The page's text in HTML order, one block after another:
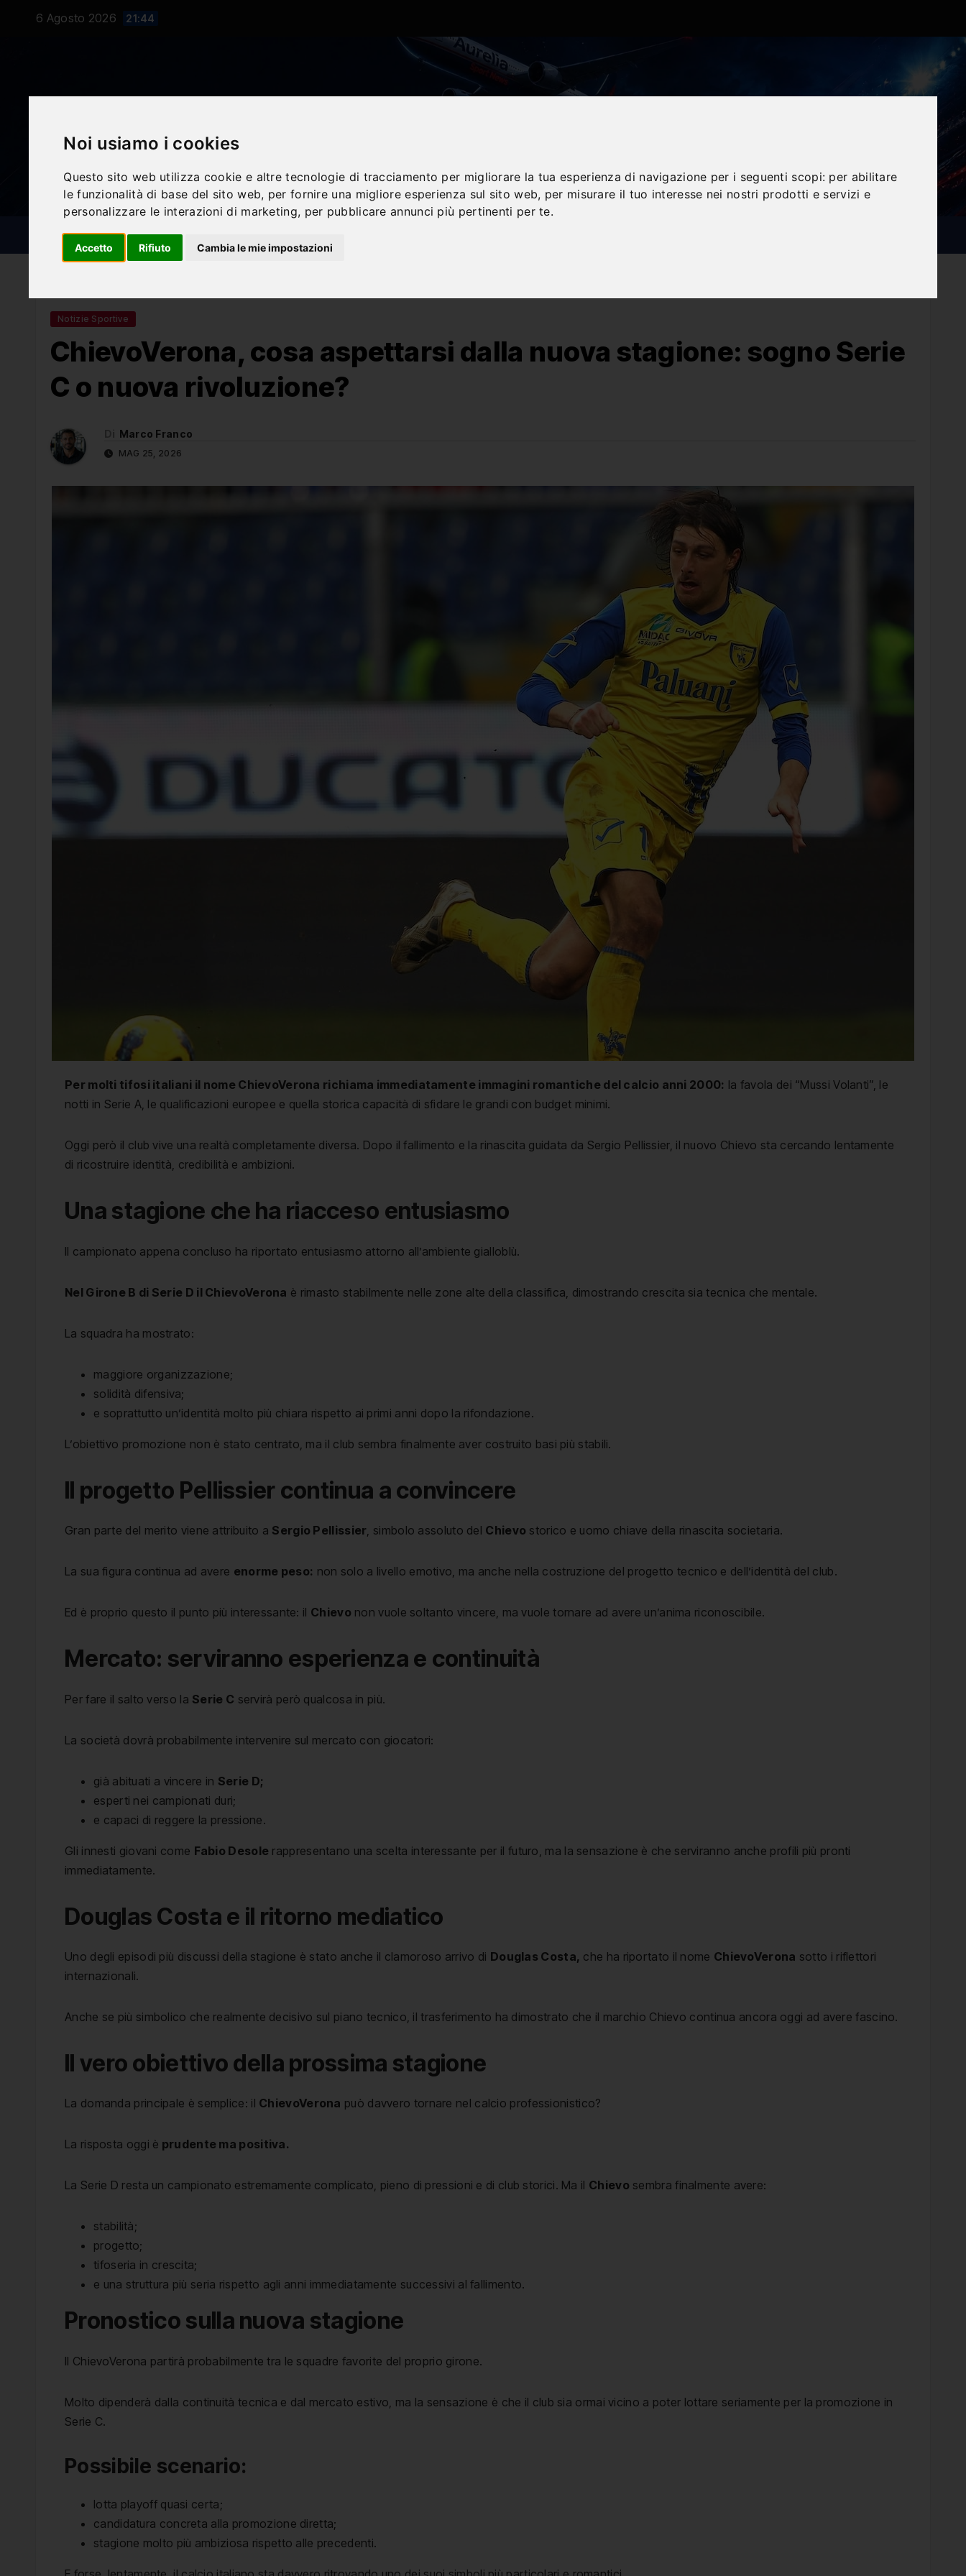
Noi usiamo i cookies
Questo sito web utilizza cookie e altre tecnologie di tracciamento per migliorare la tua esperienza di navigazione per i seguenti scopi: per abilitare
le funzionalità di base del sito web, per fornire una migliore esperienza sul sito web, per misurare il tuo interesse nei nostri prodotti e servizi e
personalizzare le interazioni di marketing, per pubblicare annunci più pertinenti per te.
Accetto Rifiuto Cambia le mie impostazioni
6 Agosto 2026 21:44
NOTIZIE SPORTIVE
Notizie Sportive
ChievoVerona, cosa aspettarsi dalla nuova stagione: sogno Serie
C o nuova rivoluzione?
Marco Franco
MAG 25, 2026
Per molti tifosi italiani il nome ChievoVerona richiama immediatamente immagini romantiche del calcio anni 2000: la favola dei “Mussi Volanti”, le
notti in Serie A, le qualificazioni europee e quella storica capacità di sfidare le grandi con budget minimi.
Oggi però il club vive una realtà completamente diversa. Dopo il fallimento e la rinascita guidata da Sergio Pellissier, il nuovo Chievo sta cercando lentamente
di ricostruire identità, credibilità e ambizioni.
Una stagione che ha riacceso entusiasmo
Il campionato appena concluso ha riportato entusiasmo attorno all’ambiente gialloblù.
Nel Girone B di Serie D il ChievoVerona è rimasto stabilmente nelle zone alte della classifica, dimostrando crescita sia tecnica che mentale.
La squadra ha mostrato:
maggiore organizzazione;
solidità difensiva;
e soprattutto un’identità molto più chiara rispetto ai primi anni dopo la rifondazione.
L’obiettivo promozione non è stato centrato, ma il club sembra finalmente aver costruito basi più stabili.
Il progetto Pellissier continua a convincere
Gran parte del merito viene attribuito a Sergio Pellissier, simbolo assoluto del Chievo storico e uomo chiave della rinascita societaria.
La sua figura continua ad avere enorme peso: non solo a livello emotivo, ma anche nella costruzione del progetto tecnico e dell’identità del club.
Ed è proprio questo il punto più interessante: il Chievo non vuole soltanto vincere, ma vuole tornare ad avere un’anima riconoscibile.
Mercato: serviranno esperienza e continuità
Per fare il salto verso la Serie C servirà però qualcosa in più.
La società dovrà probabilmente intervenire sul mercato con giocatori:
già abituati a vincere in Serie D;
esperti nei campionati duri;
e capaci di reggere la pressione.
Gli innesti giovani come Fabio Desole rappresentano una scelta interessante per il futuro, ma la sensazione è che serviranno anche profili più pronti
immediatamente.
Douglas Costa e il ritorno mediatico
Uno degli episodi più discussi della stagione è stato anche il clamoroso arrivo di Douglas Costa, che ha riportato il nome ChievoVerona sotto i riflettori
internazionali.
Anche se più simbolico che realmente decisivo sul piano tecnico, il trasferimento ha dimostrato che il marchio Chievo continua ancora oggi ad avere fascino.
Il vero obiettivo della prossima stagione
La domanda principale è semplice: il ChievoVerona può davvero tornare nel calcio professionistico?
La risposta oggi è prudente ma positiva.
La Serie D resta un campionato estremamente complicato, pieno di pressioni e di club storici. Ma il Chievo sembra finalmente avere:
stabilità;
progetto;
tifoseria in crescita;
e una struttura più seria rispetto agli anni immediatamente successivi al fallimento.
Pronostico sulla nuova stagione
Il ChievoVerona partirà probabilmente tra le squadre favorite del proprio girone.
Molto dipenderà dalla continuità tecnica e dal mercato estivo, ma la sensazione è che il club sia ormai vicino a poter lottare seriamente per la promozione in
Serie C.
Possibile scenario:
lotta playoff quasi certa;
candidatura concreta alla promozione diretta;
stagione molto più ambiziosa rispetto alle precedenti.